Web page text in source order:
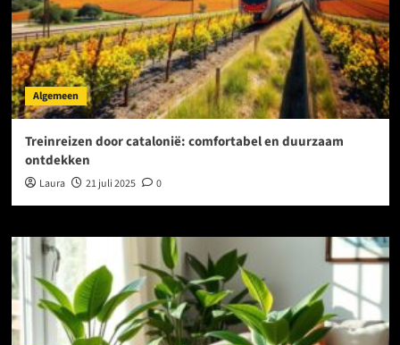
Algemeen
Treinreizen door catalonië: comfortabel en duurzaam
ontdekken
Laura 21 juli 2025 0